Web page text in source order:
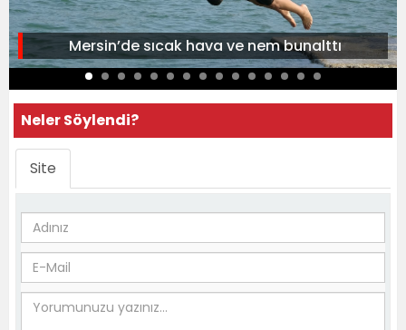
Mersin’de sıcak hava ve nem bunalttı
Neler Söylendi?
Site